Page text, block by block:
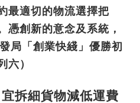
最適切的物流選擇把
憑創新的意念及系統，
局「創業快綫」優勝初
六）
拆細貨物減低運費